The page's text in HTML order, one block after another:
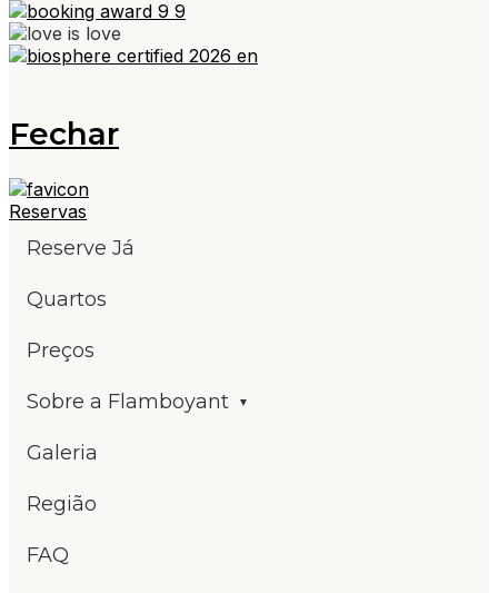
Fechar
Reservas
Reserve Já
Quartos
Preços
Sobre a Flamboyant
Galeria
Região
FAQ